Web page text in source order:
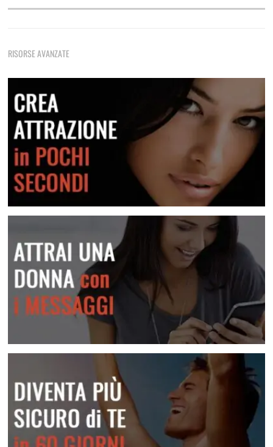
Una raccolta di messaggi per le varie situazioni
Lei Non Risponde Ai Messaggi? Come Risolvere
Scopri come risolvere questa situazione
RISORSE AVANZATE
Attrai una donna con i messaggi